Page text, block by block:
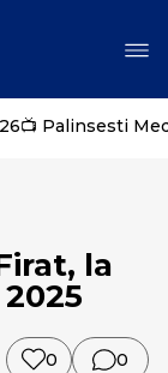
📺 Palinsesti
la
0 0